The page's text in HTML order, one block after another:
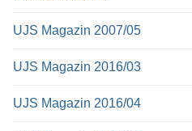
UJS Magazin 2007/05
UJS Magazin 2016/03
UJS Magazin 2016/04